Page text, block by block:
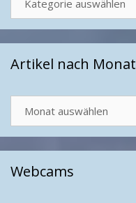
Artikel nach Monat
nach
Monat
Webcams